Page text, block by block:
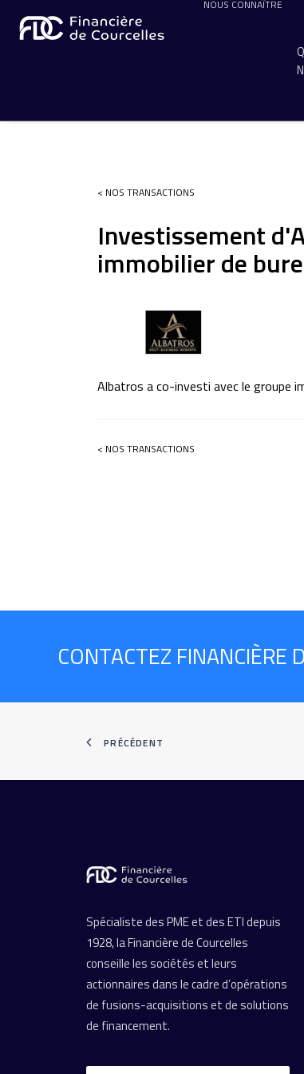
NOUS CONNAÎTRE
< NOS TRANSACTIONS
Investissement
immobilier de
Albatros a co-investi avec le groupe
< NOS TRANSACTIONS
CONTACTEZ FINANCIÈRE
PRÉCÉDENT
Spécialiste des PME et des ETI depuis
1928, la Financière de Courcelles
conseille les sociétés et leurs
actionnaires dans le cadre d’opérations
de fusions-acquisitions et de solutions
de financement.